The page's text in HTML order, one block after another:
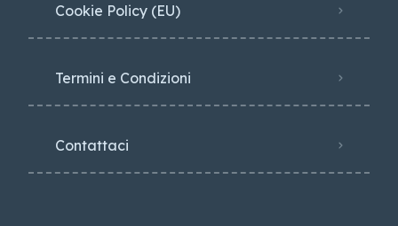
Cookie Policy (EU)
Termini e Condizioni
Contattaci